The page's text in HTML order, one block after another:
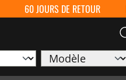
60 JOURS DE RETOUR